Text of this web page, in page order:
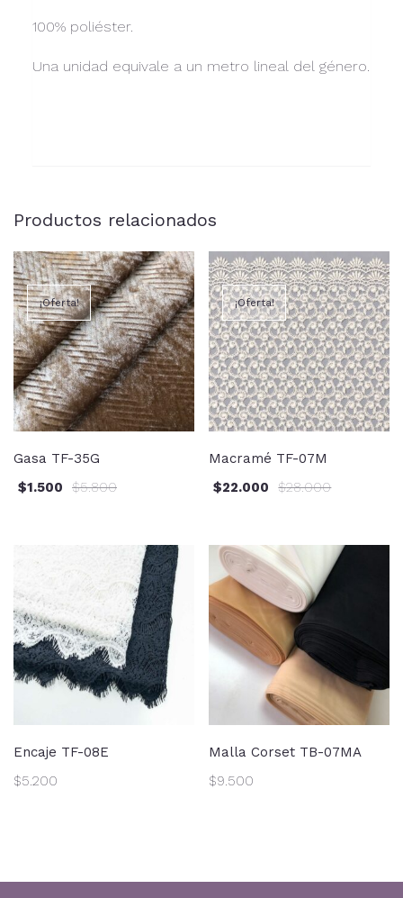
100% poliéster.
Una unidad equivale a un metro lineal del género.
Productos relacionados
¡Oferta!
Gasa TF-35G
$5.800
$1.500
¡Oferta!
Macramé TF-07M
$28.000
$22.000
Encaje TF-08E
$5.200
Malla Corset TB-07MA
$9.500